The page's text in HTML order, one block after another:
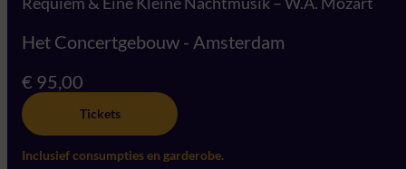
Het Concertgebouw - Amsterdam
€ 95,00
Tickets
Inclusief consumpties en garderobe.